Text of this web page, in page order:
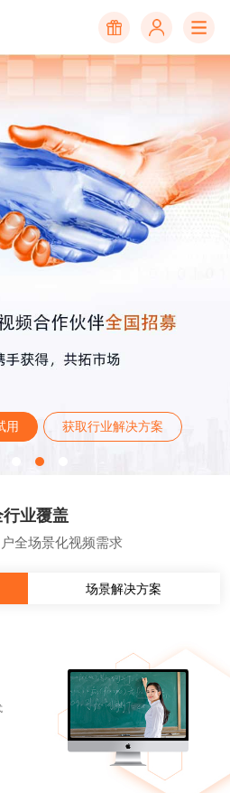
获取行业解决方案
行业覆盖
全场景化视频需求
场景解决方案